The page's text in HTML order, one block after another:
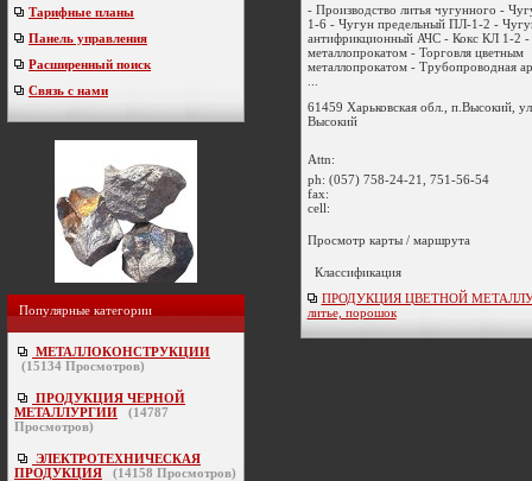
Тарифные планы
Панель управления
Расширенный поиск
Связь с нами
Популярные категории
МЕТАЛЛОКОНСТРУКЦИИ
(15134 Просмотров)
ПРОДУКЦИЯ ЧЕРНОЙ
МЕТАЛЛУРГИИ
(14787
Просмотров)
ЭЛЕКТРОТЕХНИЧЕСКАЯ
ПРОДУКЦИЯ
(14158 Просмотров)
- Производство литья чугунного -
1-6 - Чугун предельный ПЛ-1-2 -
антифрикционный АЧС - Кокс КЛ 1-2 -
металлопрокатом - Торговля цветным
металлопрокатом - Трубопроводная
61459 Харьковская обл., п.Высокий,
Высокий
Attn:
ph: (057) 758-24-21, 751-56-54
fax:
cell:
Просмотр карты / маршрута
Классификация
ПРОДУКЦИЯ ЦВЕТНОЙ
литье, порошок